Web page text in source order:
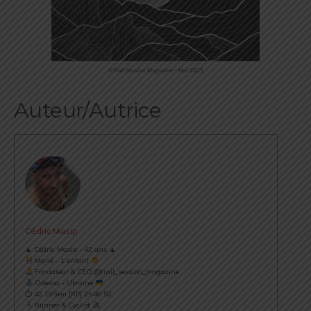
©Trail Session Magazine – Mai 2025
Auteur/Autrice
Cédric Masip
▲ Cédric Masip - 42 ans ▲
Marié - 1 enfant
Fondateur & CEO @trail_session_magazine
Odessa - Ukraine
⏱ 42.195km [RP] 2h46’52
Runner & Cyclist